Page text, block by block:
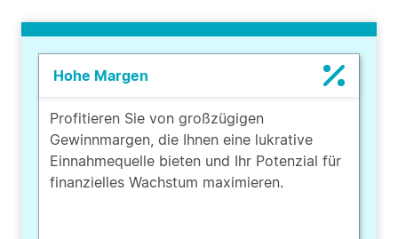
Hohe Margen
Profitieren Sie von großzügigen
Gewinnmargen, die Ihnen eine lukrative
Einnahmequelle bieten und Ihr Potenzial für
finanzielles Wachstum maximieren.